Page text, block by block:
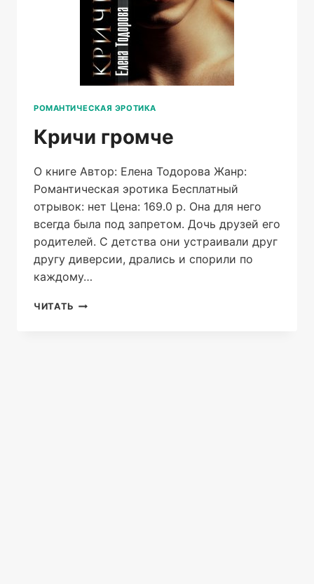
РОМАНТИЧЕСКАЯ ЭРОТИКА
Кричи громче
О книге Автор: Елена Тодорова Жанр:
Романтическая эротика Бесплатный
отрывок: нет Цена: 169.0 р. Она для него
всегда была под запретом. Дочь друзей его
родителей. С детства они устраивали друг
другу диверсии, дрались и спорили по
каждому…
ЧИТАТЬ КРИЧИ